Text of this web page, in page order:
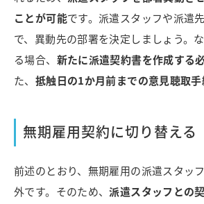
ことが可能です。派遣スタッフや派遣
で、異動先の部署を決定しましょう。
る場合、 新たに派遣契約書を作成する
た、 抵触日の1か月前までの意見聴取
無期雇用契約に切り替える
前述のとおり、無期雇用の派遣スタッ
外です。そのため、派遣スタッフとの